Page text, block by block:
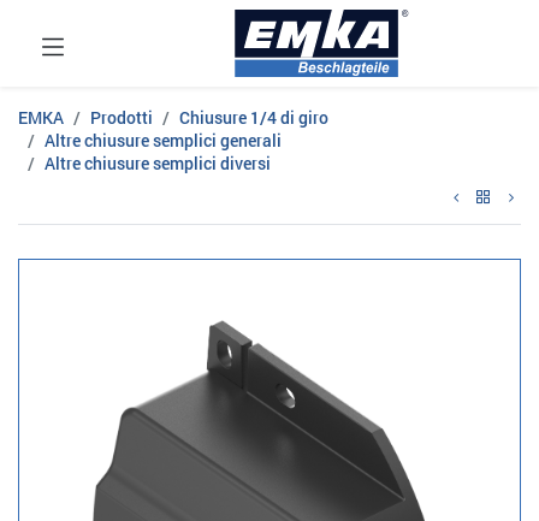
EMKA Prodotti
Chiusure 1/4 di giro
Altre chiusure semplici generali
Altre chiusure semplici diversi